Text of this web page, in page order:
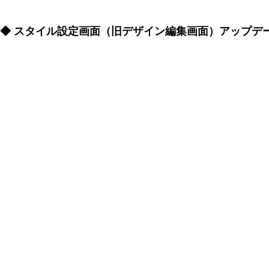
◆ スタイル設定画面（旧デザイン編集画面）アップデ